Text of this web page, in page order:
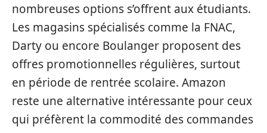
nombreuses options s’offrent aux étudiants.
Les magasins spécialisés comme la FNAC,
Darty ou encore Boulanger proposent des
offres promotionnelles régulières, surtout
en période de rentrée scolaire. Amazon
reste une alternative intéressante pour ceux
qui préfèrent la commodité des commandes